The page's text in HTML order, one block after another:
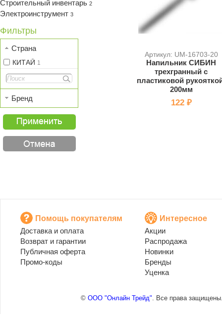
Строительный инвентарь 2
Электроинструмент 3
Фильтры
Страна
КИТАЙ 1
Бренд
Артикул: UM-16703-20
Напильник СИБИН
трехгранный с
пластиковой
200мм
122 ₽
Помощь покупателям
Доставка и оплата
Возврат и гарантии
Публичная оферта
Промо-коды
Интересное
Акции
Распродажа
Новинки
Бренды
Уценка
© ООО "Онлайн Трейд". Все права